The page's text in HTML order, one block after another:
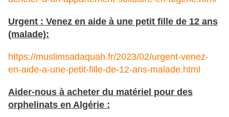
Urgent : Venez en aide à une petit fille de 12 ans
(malade):
https://muslimsadaquah.fr/2023/02/urgent-venez-
en-aide-a-une-petit-fille-de-12-ans-malade.html
Aider-nous à acheter du matériel pour des
orphelinats en Algérie :